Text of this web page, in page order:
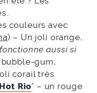
couleurs avec
) – Un joli orange,
aussi si
gum,
corail très
Rio” – un rouge